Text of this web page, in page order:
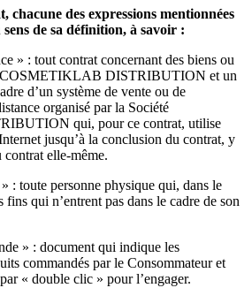
chacune des expressions mentionnées
sens de sa définition, à savoir :
: tout contrat concernant des biens ou
COSMETIKLAB DISTRIBUTION et un
d’un système de vente ou de
organisé par la Société
qui, pour ce contrat, utilise
jusqu’à la conclusion du contrat, y
elle-même.
personne physique qui, dans le
fins qui n’entrent pas dans le cadre de son
» : document qui indique les
commandés par le Consommateur et
« double clic » pour l’engager.